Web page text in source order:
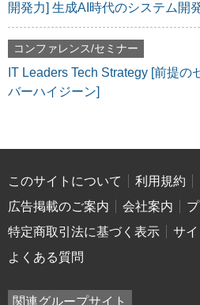
開発力] 生成AI時代のシステム開
コンファレンス/セミナー
IT Leaders Tech Strategy [前提の
バーハイジーン]
このサイトについて 利用規約
広告掲載のご案内
会社案内
特定商取引法に基づく表示
サ
よくある質問
関連グループサイト